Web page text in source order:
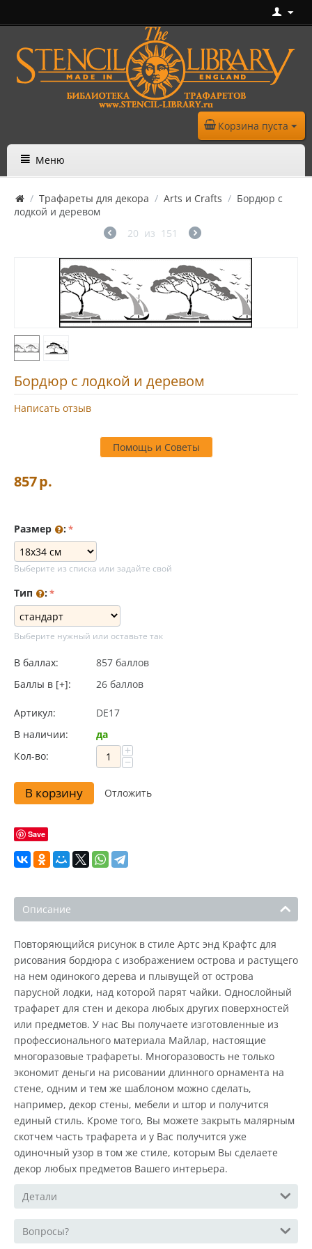
Корзина пуста
Меню
/ Трафареты для декора / Arts и Crafts / Бордюр с
лодкой и деревом
20 из 151
Бордюр с лодкой и деревом
Написать отзыв
Помощь и Советы
857р.
Размер :
Выберите из списка или задайте свой
Тип :
Выберите нужный или оставьте так
В баллах:
857 баллов
Баллы в [+]:
26 баллов
Артикул:
DE17
В наличии:
да
Кол-во:
+
−
В корзину Отложить
Save
Описание
Повторяющийся рисунок в стиле Артс энд Крафтс для
рисования бордюра с изображением острова и растущего
на нем одинокого дерева и плывущей от острова
парусной лодки, над которой парят чайки. Однослойный
трафарет для стен и декора любых других поверхностей
или предметов. У нас Вы получаете изготовленные из
профессионального материала Майлар, настоящие
многоразовые трафареты. Многоразовость не только
экономит деньги на рисовании длинного орнамента на
стене, одним и тем же шаблоном можно сделать,
например, декор стены, мебели и штор и получится
единый стиль. Кроме того, Вы можете закрыть малярным
скотчем часть трафарета и у Вас получится уже
одиночный узор в том же стиле, которым Вы сделаете
декор любых предметов Вашего интерьера.
Детали
Вопросы?